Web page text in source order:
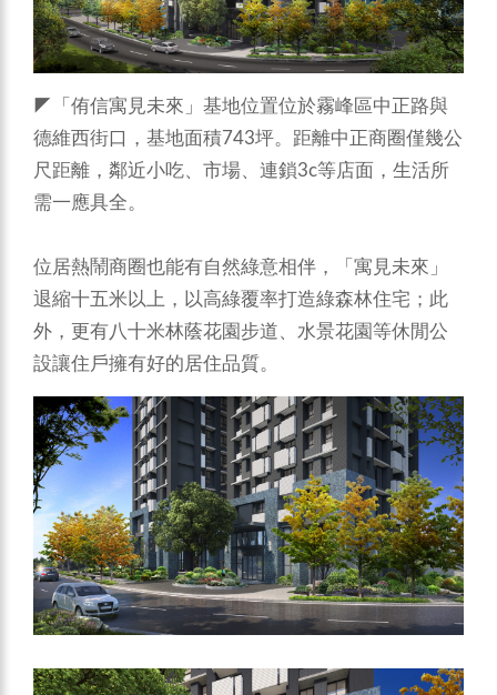
◤「侑信寓見未來」基地位置位於霧峰區中正路與
德維西街口，基地面積743坪。距離中正商圈僅幾公
尺距離，鄰近小吃、市場、連鎖3c等店面，生活所
需一應具全。
位居熱鬧商圈也能有自然綠意相伴，「寓見未來」
退縮十五米以上，以高綠覆率打造綠森林住宅；此
外，更有八十米林蔭花園步道、水景花園等休閒公
設讓住戶擁有好的居住品質。